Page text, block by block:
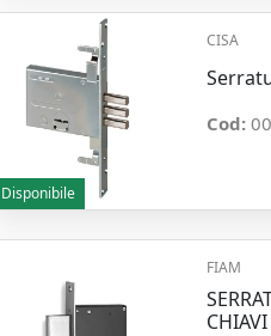
Disponibile
CISA
Cod:
FIAM
CHIAVI